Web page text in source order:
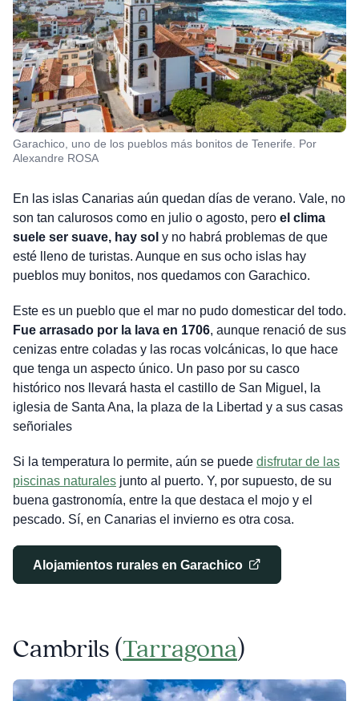
Garachico, uno de los pueblos más bonitos de Tenerife. Por
Alexandre ROSA
En las islas Canarias aún quedan días de verano. Vale, no
son tan calurosos como en julio o agosto, pero el clima
suele ser suave, hay sol y no habrá problemas de que
esté lleno de turistas. Aunque en sus ocho islas hay
pueblos muy bonitos, nos quedamos con Garachico.
Este es un pueblo que el mar no pudo domesticar del todo.
Fue arrasado por la lava en 1706, aunque renació de sus
cenizas entre coladas y las rocas volcánicas, lo que hace
que tenga un aspecto único. Un paso por su casco
histórico nos llevará hasta el castillo de San Miguel, la
iglesia de Santa Ana, la plaza de la Libertad y a sus casas
señoriales
Si la temperatura lo permite, aún se puede disfrutar de las
piscinas naturalesjunto al puerto. Y, por supuesto, de su
buena gastronomía, entre la que destaca el mojo y el
pescado. Sí, en Canarias el invierno es otra cosa.
Alojamientos rurales en Garachico
Cambrils (Tarragona)